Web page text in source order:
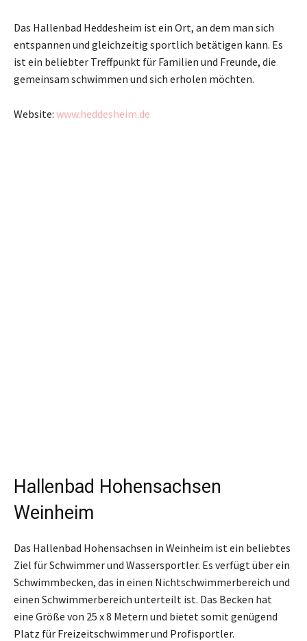
Das Hallenbad Heddesheim ist ein Ort, an dem man sich
entspannen und gleichzeitig sportlich betätigen kann. Es
ist ein beliebter Treffpunkt für Familien und Freunde, die
gemeinsam schwimmen und sich erholen möchten.
Website: www.heddesheim.de
Hallenbad Hohensachsen
Weinheim
Das Hallenbad Hohensachsen in Weinheim ist ein beliebtes
Ziel für Schwimmer und Wassersportler. Es verfügt über ein
Schwimmbecken, das in einen Nichtschwimmerbereich und
einen Schwimmerbereich unterteilt ist. Das Becken hat
eine Größe von 25 x 8 Metern und bietet somit genügend
Platz für Freizeitschwimmer und Profisportler.